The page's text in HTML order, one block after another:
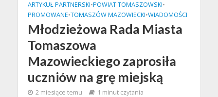
ARTYKUŁ PARTNERSKI•POWIAT TOMASZOWSKI•
PROMOWANE•TOMASZÓW MAZOWIECKI•WIADOMOŚCI
Młodzieżowa Rada Miasta
Tomaszowa
Mazowieckiego zaprosiła
uczniów na grę miejską
2 miesiące temu 1 minut czytania